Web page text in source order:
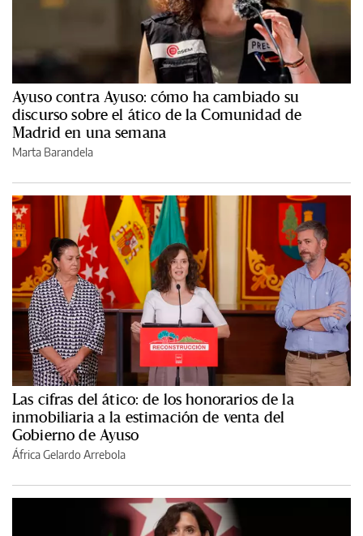
Ayuso contra Ayuso: cómo ha cambiado su
discurso sobre el ático de la Comunidad de
Madrid en una semana
Marta Barandela
Las cifras del ático: de los honorarios de la
inmobiliaria a la estimación de venta del
Gobierno de Ayuso
África Gelardo Arrebola